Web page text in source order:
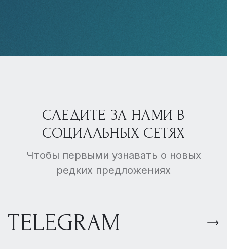
СЛЕДИТЕ ЗА НАМИ В
СОЦИАЛЬНЫХ СЕТЯХ
Чтобы первыми узнавать о новых
редких предложениях
TELEGRAM